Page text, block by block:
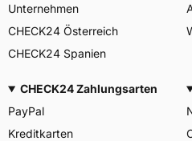
Unternehmen
CHECK24 Österreich
CHECK24 Spanien
CHECK24 Zahlungsarten
PayPal
Kreditkarten